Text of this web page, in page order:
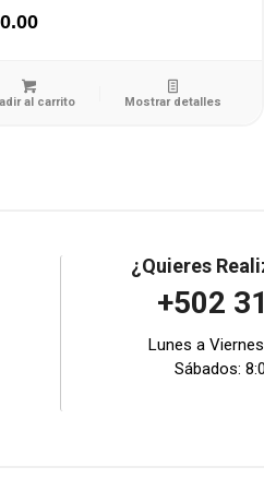
al carrito Mostrar detalles
¿Quieres
+502
Lunes a
Sábados: